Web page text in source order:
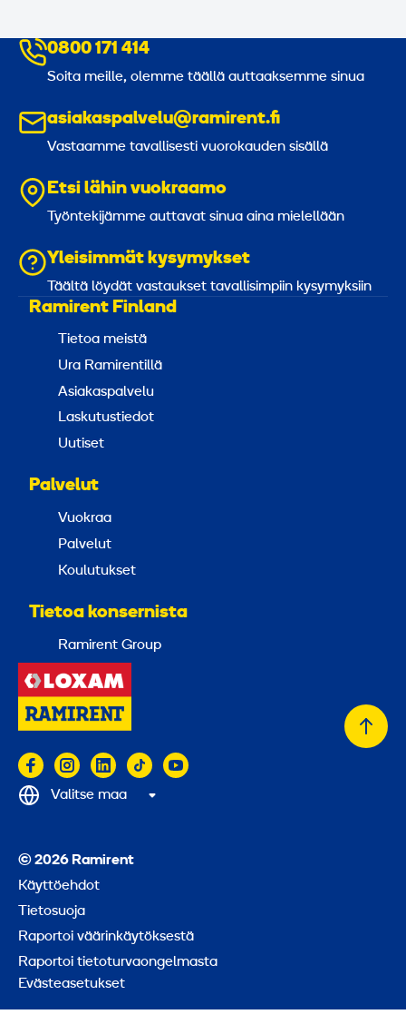
0800 171 414
Soita meille, olemme täällä auttaaksemme sinua
asiakaspalvelu@ramirent.fi
Vastaamme tavallisesti vuorokauden sisällä
Etsi lähin vuokraamo
Työntekijämme auttavat sinua aina mielellään
Yleisimmät kysymykset
Täältä löydät vastaukset tavallisimpiin kysymyksiin
Ramirent Finland
Tietoa meistä
Ura Ramirentillä
Asiakaspalvelu
Laskutustiedot
Uutiset
Palvelut
Vuokraa
Palvelut
Koulutukset
Tietoa konsernista
Ramirent Group
© 2026 Ramirent
Käyttöehdot
Tietosuoja
Raportoi väärinkäytöksestä
Raportoi tietoturvaongelmasta
Evästeasetukset
Valitse maa